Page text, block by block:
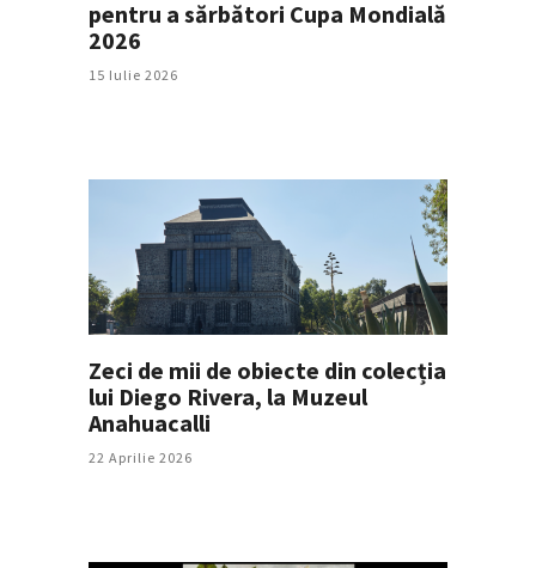
pentru a sărbători Cupa Mondială
2026
15 Iulie 2026
Zeci de mii de obiecte din colecția
lui Diego Rivera, la Muzeul
Anahuacalli
22 Aprilie 2026